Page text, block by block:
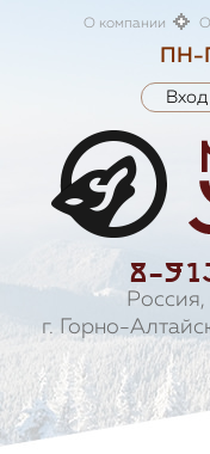
О компании
ПН-
Вход
8-
г. Горно-